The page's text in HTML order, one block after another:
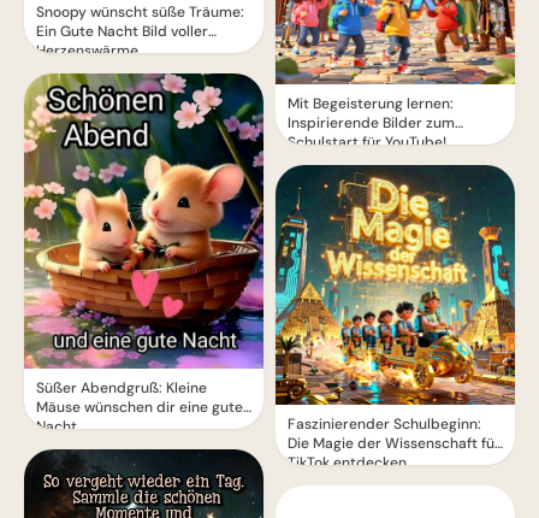
Snoopy wünscht süße Träume:
Ein Gute Nacht Bild voller
Herzenswärme
Süßer Abendgruß: Kleine
Mäuse wünschen dir eine gute
Nacht
Mit Begeisterung lernen:
Inspirierende Bilder zum
Schulstart für YouTube!
Faszinierender Schulbeginn:
Die Magie der Wissenschaft für
TikTok entdecken